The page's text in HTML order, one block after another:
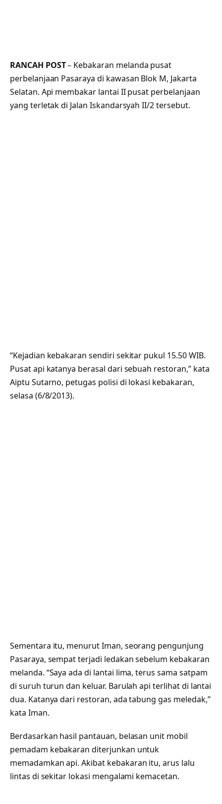
RANCAH POST– Kebakaran melanda pusat
perbelanjaan Pasaraya di kawasan Blok M, Jakarta
Selatan. Api membakar lantai II pusat perbelanjaan
yang terletak di Jalan Iskandarsyah II/2 tersebut.
“Kejadian kebakaran sendiri sekitar pukul 15.50 WIB.
Pusat api katanya berasal dari sebuah restoran,” kata
Aiptu Sutarno, petugas polisi di lokasi kebakaran,
selasa (6/8/2013).
Sementara itu, menurut Iman, seorang pengunjung
Pasaraya, sempat terjadi ledakan sebelum kebakaran
melanda. “Saya ada di lantai lima, terus sama satpam
di suruh turun dan keluar. Barulah api terlihat di lantai
dua. Katanya dari restoran, ada tabung gas meledak,”
kata Iman.
Berdasarkan hasil pantauan, belasan unit mobil
pemadam kebakaran diterjunkan untuk
memadamkan api. Akibat kebakaran itu, arus lalu
lintas di sekitar lokasi mengalami kemacetan.